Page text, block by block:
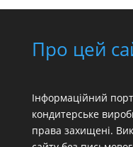
Про цей
Інформаційний
кондитерське
права захищені.